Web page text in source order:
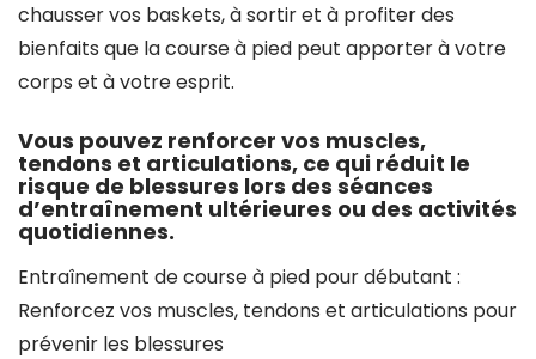
chausser vos baskets, à sortir et à profiter des
bienfaits que la course à pied peut apporter à votre
corps et à votre esprit.
Vous pouvez renforcer vos muscles,
tendons et articulations, ce qui réduit le
risque de blessures lors des séances
d’entraînement ultérieures ou des activités
quotidiennes.
Entraînement de course à pied pour débutant :
Renforcez vos muscles, tendons et articulations pour
prévenir les blessures